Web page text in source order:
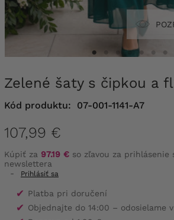
Zelené šaty s čipkou a
Kód produktu: 07-001-1141-A7
107,99 €
Kúpiť za 97.19 € so zľavou za prihlásenie
newslettera
-
Prihlásiť sa
✔ Platba pri doručení
✔ Objednajte do 14:00 – odosielame